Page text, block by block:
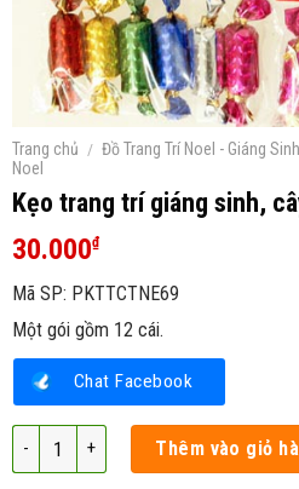
Trang chủ / Đồ Trang Trí Noel - Giáng Sinh
Noel
Kẹo trang trí giáng sinh,
30.000₫
Mã SP: PKTTCTNE69
Một gói gồm 12 cái.
Chat Facebook
Kẹo trang trí giáng sinh, cây thông
Thêm vào giỏ